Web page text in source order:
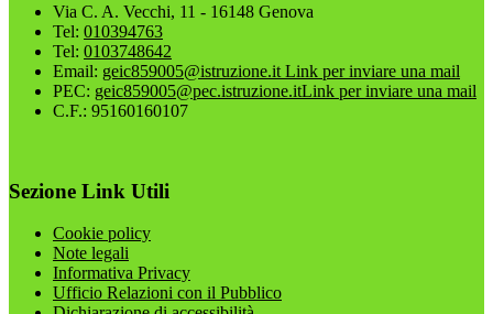
Via C. A. Vecchi, 11 - 16148 Genova
Tel: 010394763
Tel: 0103748642
Email: geic859005@istruzione.it Link per inviare una mail
PEC: geic859005@pec.istruzione.itLink per inviare una mail
C.F.: 95160160107
Sezione Link Utili
Cookie policy
Note legali
Informativa Privacy
Ufficio Relazioni con il Pubblico